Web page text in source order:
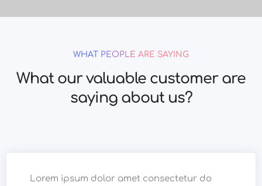
WHAT PEOPLE ARE SAYING
What our valuable customer are
saying about us?
Lorem ipsum dolor amet consectetur do